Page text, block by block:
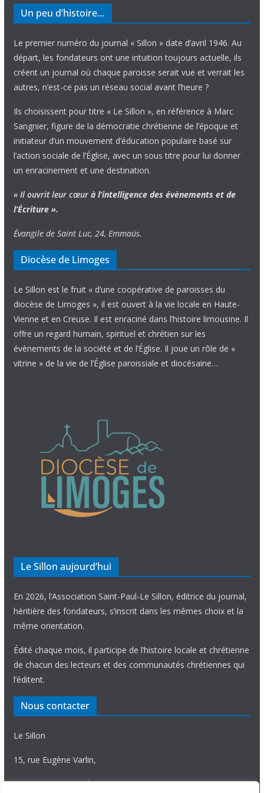
Un peu d’histoire…
Le premier numéro du journal « Sillon » date d’avril 1946. Au
départ, les fondateurs ont une intuition toujours actuelle, ils
créent un journal où chaque paroisse serait vue et verrait les
autres, n’est-ce pas un réseau social avant l’heure ?
Ils choisissent pour titre « Le Sillon », en référence à Marc
Sangnier, figure de la démocratie chrétienne de l’époque et
initiateur d’un mouvement d’éducation populaire basé sur
l’action sociale de l’Église, avec un sous titre pour lui donner
un enracinement et une destination.
« Il ouvrit leur cœur à l’intelligence des évènements et de
l’Écriture ».
Évangile de Saint Luc, 24, Emmaüs.
Diocèse de Limoges
Le Sillon est le fruit « d’une coopérative de paroisses du
diocèse de Limoges », il est ouvert à la vie locale en Haute-
Vienne et en Creuse. Il est enraciné dans l’histoire limousine. Il
offre un regard humain, spirituel et chrétien sur les
évènements de la société et de l’Église. Il joue un rôle de «
vitrine » de la vie de l’Église paroissiale et diocésaine…
Le Sillon aujourd’hui
En 2026, l’Association Saint-Paul-Le Sillon, éditrice du journal,
héritière des fondateurs, s’inscrit dans les mêmes choix et la
même orientation.
Édité chaque mois, il participe de l’histoire locale et chrétienne
de chacun des lecteurs et des communautés chrétiennes qui
l’éditent.
Nous contacter
Le Sillon
15, rue Eugène Varlin,
87036 Limoges Cedex.